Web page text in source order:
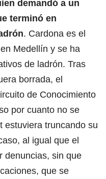
demandó a un
terminó en
. Cardona es el
Medellín y se ha
de ladrón. Tras
borrada, el
de Conocimiento
por cuanto no se
estuviera truncando su
al igual que el
denuncias, sin que
que se